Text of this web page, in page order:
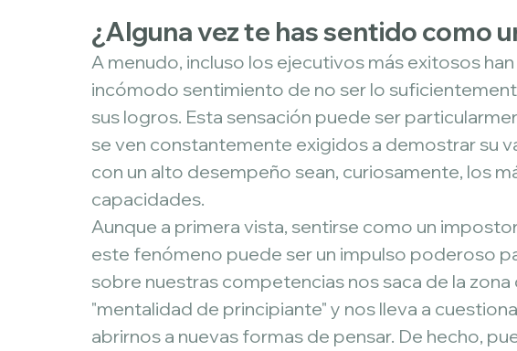
¿Alguna vez te has sentido como
A menudo, incluso los ejecutivos más exitosos
incómodo sentimiento de no ser lo
sus logros. Esta sensación puede ser
se ven constantemente exigidos a demostrar su
con un alto desempeño sean, curiosamente, los
capacidades.
Aunque a primera vista, sentirse como un
este fenómeno puede ser un impulso poderoso
sobre nuestras competencias nos saca de la
"mentalidad de principiante" y nos lleva a
abrirnos a nuevas formas de pensar. De hecho,